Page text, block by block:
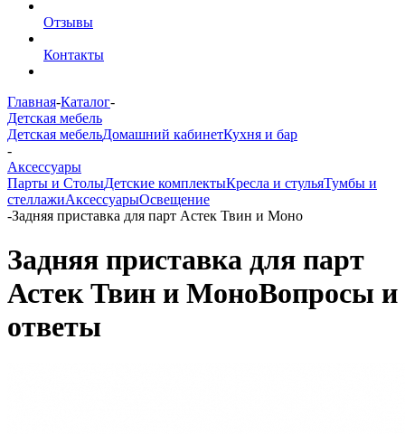
Отзывы
Контакты
Главная-Каталог-
Детская мебель
Детская мебельДомашний кабинетКухня и бар
-
Аксессуары
Парты и СтолыДетские комплектыКресла и стульяТумбы и
стеллажиАксессуарыОсвещение
-Задняя приставка для парт Астек Твин и Моно
Задняя приставка для парт
Астек Твин и МоноВопросы и
ответы